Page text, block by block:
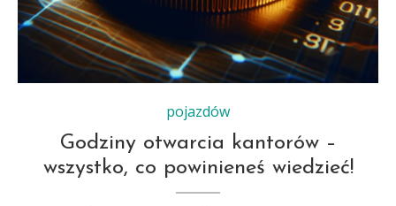
pojazdów
Godziny otwarcia kantorów –
wszystko, co powinieneś wiedzieć!